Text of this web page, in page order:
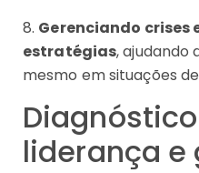
8. Gerenciando crises
estratégias, ajudando
mesmo em situações
liderança e